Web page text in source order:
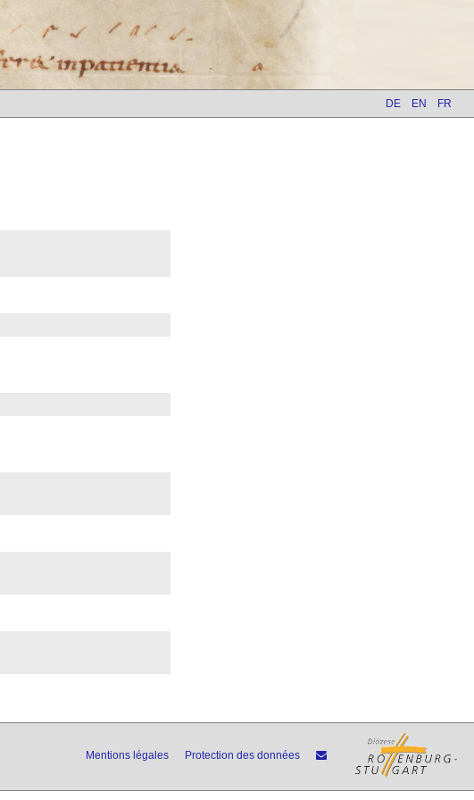
DE EN FR
Mentions légales Protection des données